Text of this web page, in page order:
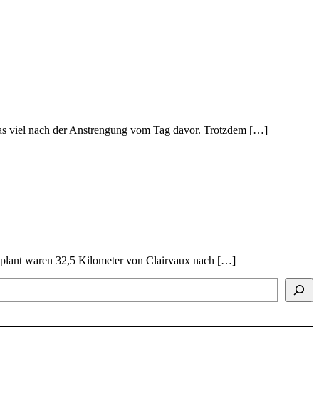
viel nach der Anstrengung vom Tag davor. Trotzdem […]
waren 32,5 Kilometer von Clairvaux nach […]